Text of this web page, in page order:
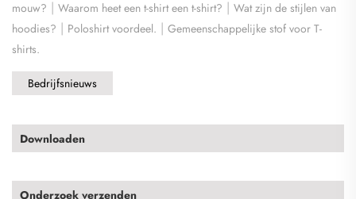
mouw? | Waarom heet een t-shirt een t-shirt? | Wat zijn de stijlen van
hoodies? | Poloshirt voordeel. | Gemeenschappelijke stof voor T-
shirts.
Bedrijfsnieuws
Downloaden
Onderzoek verzenden